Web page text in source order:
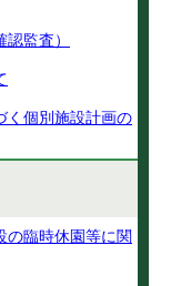
監査）
く個別施設計画の
の臨時休園等に関